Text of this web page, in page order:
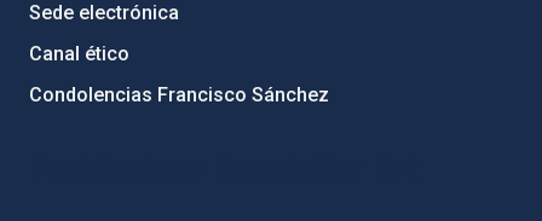
Sede electrónica
Canal ético
Condolencias Francisco Sánchez